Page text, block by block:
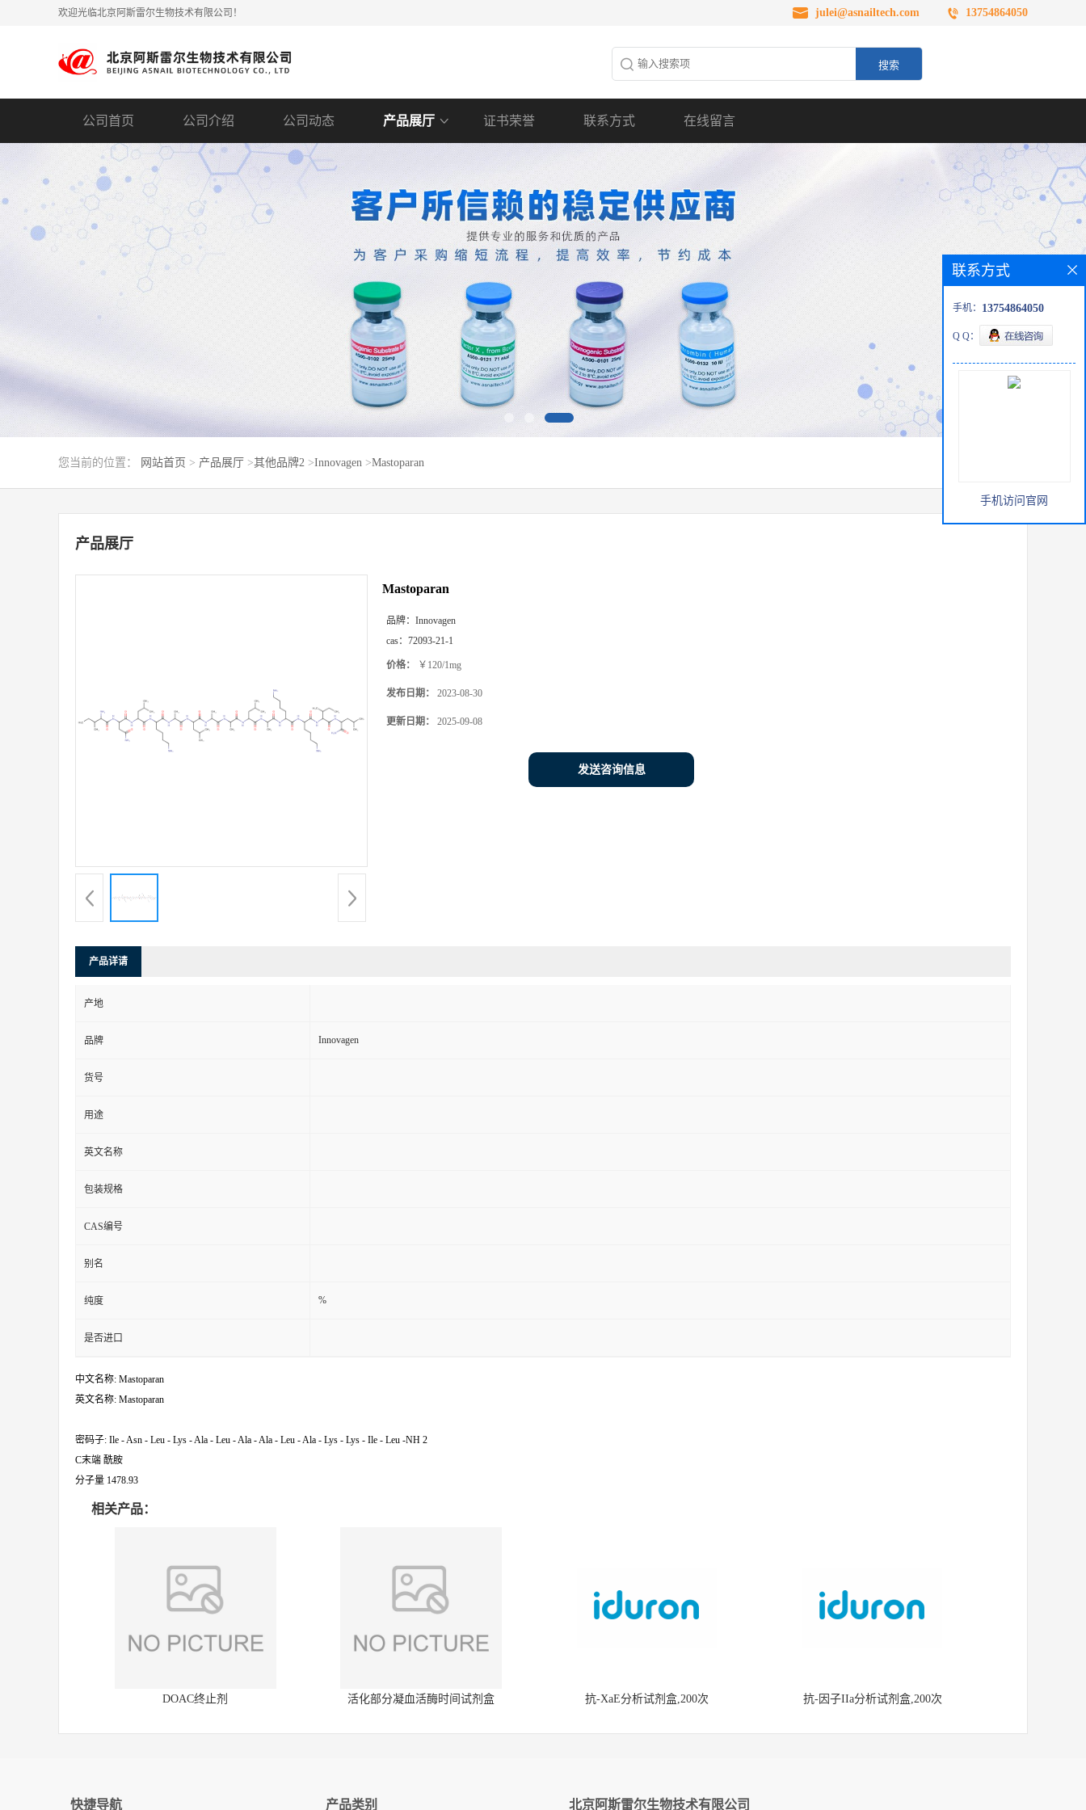
欢迎光临北京阿斯雷尔生物技术有限公司！ julei@asnailtech.com 13754864050
公司首页 公司介绍 公司动态 产品展厅 证书荣誉 联系方式 在线留言
您当前的位置： 网站首页 > 产品展厅 >其他品牌2 >Innovagen >Mastoparan
产品展厅
Mastoparan
品牌： Innovagen
cas： 72093-21-1
价格： ￥120/1mg
发布日期： 2023-08-30
更新日期： 2025-09-08
发送咨询信息
产品详请
产地
品牌 Innovagen
货号
用途
英文名称
包装规格
CAS编号
别名
纯度 %
是否进口
中文名称: Mastoparan
英文名称: Mastoparan
密码子: Ile - Asn - Leu - Lys - Ala - Leu - Ala - Ala - Leu - Ala - Lys - Lys - Ile - Leu -NH 2
C末端 酰胺
分子量 1478.93
相关产品：
DOAC终止剂 活化部分凝血活酶时间试剂盒 抗-XaE分析试剂盒,200次 抗-因子IIa分析试剂盒,200次
联系方式
手机： 13754864050
Q Q：
手机访问官网
快捷导航 产品类别 北京阿斯雷尔生物技术有限公司